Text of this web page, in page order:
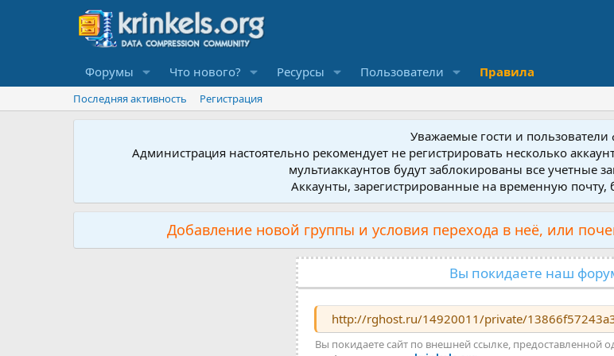
Форумы Что нового? Ресурсы Пользователи Правила
Последняя активность Регистрация
Уважаемые гости и пользователи
Администрация настоятельно рекомендует не регистрировать несколько
мультиаккаунтов будут заблокированы все учетные
Аккаунты, зарегистрированные на временную почту,
Добавление новой группы и условия перехода в неё, или
Вы покидаете наш
http://rghost.ru/14920011/private/
Вы покидаете сайт по внешней ссылке, предоставленной